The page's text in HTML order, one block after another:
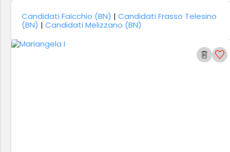
Candidati Faicchio (BN) |Candidati Frasso Telesino
(BN) |Candidati Melizzano (BN)